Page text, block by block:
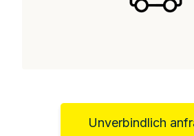
Unverbindlich